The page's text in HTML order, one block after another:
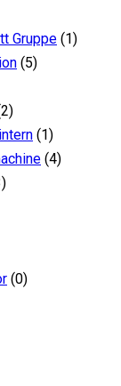
Gruppe (1)
(5)
(1)
(4)
(0)